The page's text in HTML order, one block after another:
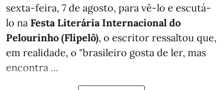
sexta-feira, 7 de agosto, para vê-lo e escutá-
lo na Festa Literária Internacional do
Pelourinho (Flipelô), o escritor ressaltou que,
em realidade, o "brasileiro gosta de ler, mas
encontra ...